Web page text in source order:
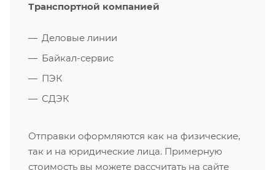
Транспортной компанией
Деловые линии
Байкал-сервис
ПЭК
СДЭК
Отправки оформляются как на физические,
так и на юридические лица. Примерную
стоимость вы можете рассчитать на сайте